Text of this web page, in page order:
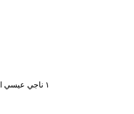
١ ناجي عيسي الطحاوي ,خلف بنزينه توتال مصطفي النحاس بجوار مدرسه المنهل ,المنطقه التاسعه مدينه نصر,محافظه القاهره